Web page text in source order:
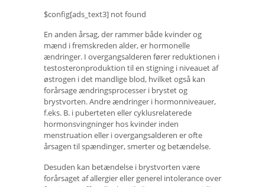
$config[ads_text3] not found
En anden årsag, der rammer både kvinder og
mænd i fremskreden alder, er hormonelle
ændringer. I overgangsalderen fører reduktionen i
testosteronproduktion til en stigning i niveauet af
østrogen i det mandlige blod, hvilket også kan
forårsage ændringsprocesser i brystet og
brystvorten. Andre ændringer i hormonniveauer,
f.eks. B. i puberteten eller cyklusrelaterede
hormonsvingninger hos kvinder inden
menstruation eller i overgangsalderen er ofte
årsagen til spændinger, smerter og betændelse.
Desuden kan betændelse i brystvorten være
forårsaget af allergier eller generel intolerance over